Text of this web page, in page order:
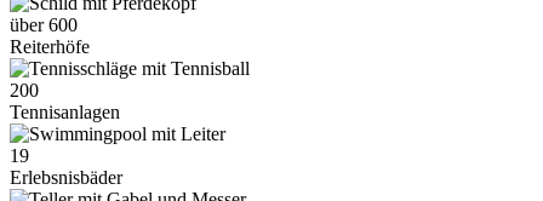
über 600
Reiterhöfe
200
Tennisanlagen
19
Erlebsnisbäder